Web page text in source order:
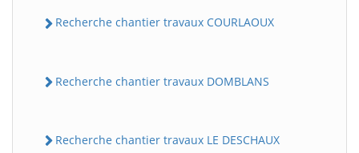
Recherche chantier travaux COURLAOUX
Recherche chantier travaux DOMBLANS
Recherche chantier travaux LE DESCHAUX